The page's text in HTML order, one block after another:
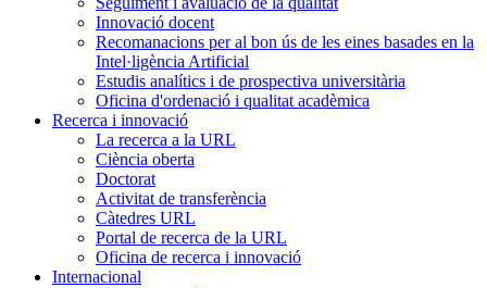
Innovació docent
Recomanacions per al bon ús de les eines basades en la
Intel·ligència Artificial
Estudis analítics i de prospectiva universitària
Oficina d'ordenació i qualitat acadèmica
Recerca i innovació
La recerca a la URL
Ciència oberta
Doctorat
Activitat de transferència
Càtedres URL
Portal de recerca de la URL
Oficina de recerca i innovació
Internacional